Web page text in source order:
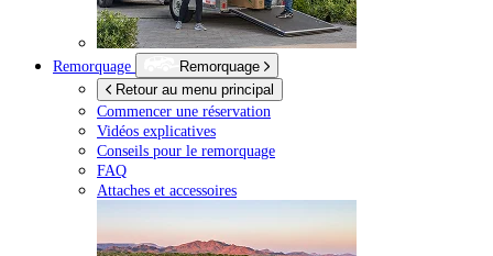
Remorquage
Remorquage
Retour au menu principal
Commencer une réservation
Vidéos explicatives
Conseils pour le remorquage
FAQ
Attaches et accessoires